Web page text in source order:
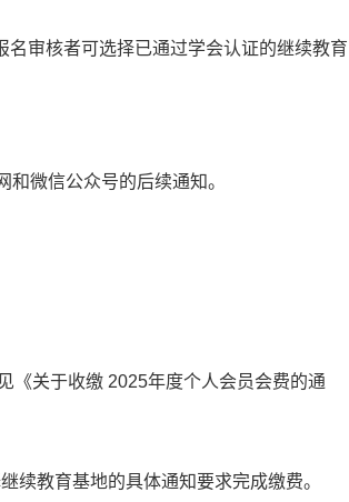
审核者可选择已通过学会认证的继续教育
微信公众号的后续通知。
《关于收缴 2025年度个人会员会费的通
续教育基地的具体通知要求完成缴费。